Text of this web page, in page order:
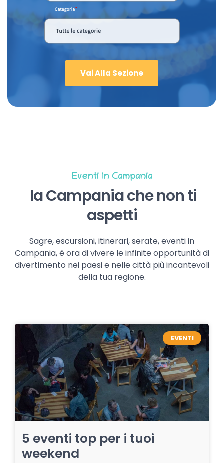
Vai Alla Sezione
Eventi in Campania
la Campania che non ti
aspetti
Sagre, escursioni, itinerari, serate, eventi in
Campania, è ora di vivere le infinite opportunità di
divertimento nei paesi e nelle città più incantevoli
della tua regione.
EVENTI
5 eventi top per i tuoi
weekend